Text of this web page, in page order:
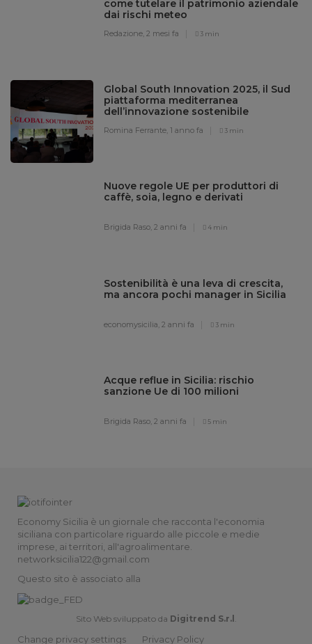
come tutelare il patrimonio aziendale
dai rischi meteo
Redazione,2 mesi fa 3 min
Global South Innovation 2025, il Sud
piattaforma mediterranea
dell’innovazione sostenibile
Romina Ferrante,1 anno fa 3 min
Nuove regole UE per produttori di
caffè, soia, legno e derivati
Brigida Raso,2 anni fa 4 min
Sostenibilità è una leva di crescita,
ma ancora pochi manager in Sicilia
economysicilia,2 anni fa 3 min
Acque reflue in Sicilia: rischio
sanzione Ue di 100 milioni
Brigida Raso,2 anni fa 5 min
Economy Sicilia è un giornale che racconta l'economia
siciliana con particolare riguardo alle piccole e medie
imprese, ai territori, all'agroalimentare.
networksicilia122@gmail.com
Questo sito è associato alla
Sito Web sviluppato da Digitrend S.r.l
Change privacy settings Privacy Policy